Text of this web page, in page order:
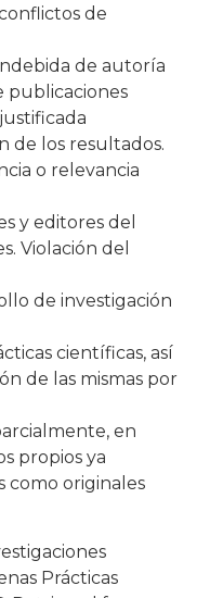
de
de autoría
publicaciones
de los resultados.
o relevancia
y editores del
Violación del
de investigación
científicas, así
de las mismas por
en
propios ya
como originales
Prácticas